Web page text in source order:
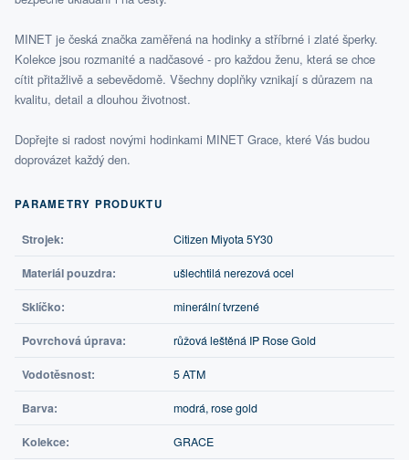
MINET je česká značka zaměřená na hodinky a stříbrné i zlaté šperky.
Kolekce jsou rozmanité a nadčasové - pro každou ženu, která se chce
cítit přitažlivě a sebevědomě. Všechny doplňky vznikají s důrazem na
kvalitu, detail a dlouhou životnost.
Dopřejte si radost novými hodinkami MINET Grace, které Vás budou
doprovázet každý den.
PARAMETRY PRODUKTU
Strojek: Citizen Miyota 5Y30
Materiál pouzdra: ušlechtilá nerezová ocel
Sklíčko: minerální tvrzené
Povrchová úprava: růžová leštěná IP Rose Gold
Vodotěsnost: 5 ATM
Barva: modrá, rose gold
Kolekce: GRACE